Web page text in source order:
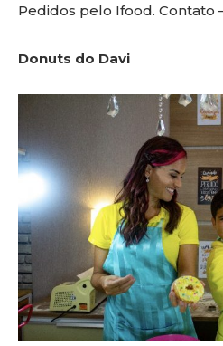
Pedidos pelo Ifood. Contato
Donuts do Davi